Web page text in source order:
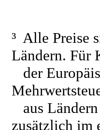
³ Alle Preise
Ländern. Für
der
aus
zusätzlich im